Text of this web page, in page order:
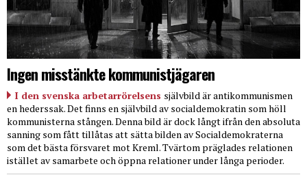
Ingen misstänkte kommunistjägaren
I den svenska arbetarrörelsens självbild är antikommunismen
en hederssak. Det finns en självbild av socialdemokratin som höll
kommunisterna stången. Denna bild är dock långt ifrån den absoluta
sanning som fått tillåtas att sätta bilden av Socialdemokraterna
som det bästa försvaret mot Kreml. Tvärtom präglades relationen
istället av samarbete och öppna relationer under långa perioder.